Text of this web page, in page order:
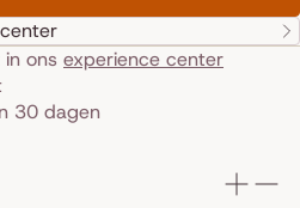
ons experience center
30 dagen